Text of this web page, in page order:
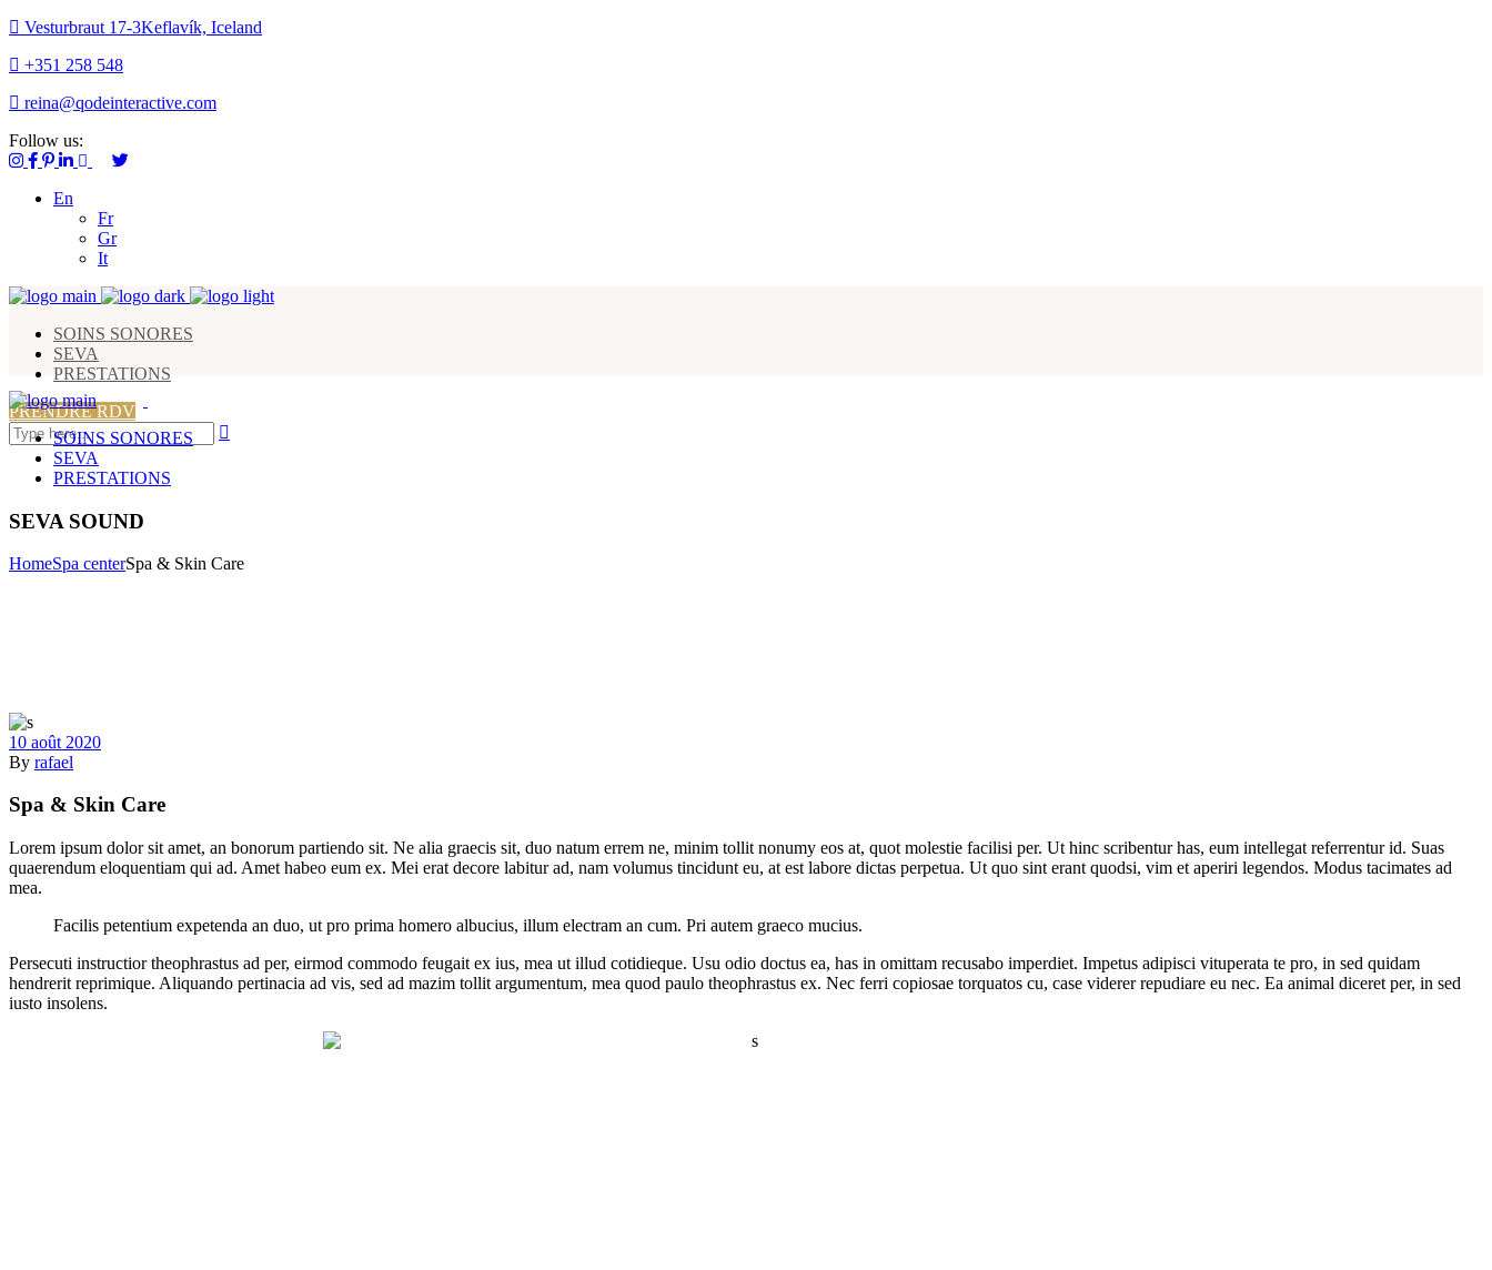
Vesturbraut 17-3Keflavík, Iceland
+351 258 548
reina@qodeinteractive.com
Follow us:
En
Fr
Gr
It
SOINS SONORES
SEVA
PRESTATIONS
PRENDRE RDV
SOINS SONORES
SEVA
PRESTATIONS
SEVA SOUND
HomeSpa centerSpa & Skin Care
10 août 2020
By rafael
Spa & Skin Care
Lorem ipsum dolor sit amet, an bonorum partiendo sit. Ne alia graecis sit, duo natum errem ne, minim tollit nonumy eos at, quot molestie facilisi per. Ut hinc scribentur has, eum intellegat referrentur id. Suas
quaerendum eloquentiam qui ad. Amet habeo eum ex. Mei erat decore labitur ad, nam volumus tincidunt eu, at est labore dictas perpetua. Ut quo sint erant quodsi, vim et aperiri legendos. Modus tacimates ad
mea.
Facilis petentium expetenda an duo, ut pro prima homero albucius, illum electram an cum. Pri autem graeco mucius.
Persecuti instructior theophrastus ad per, eirmod commodo feugait ex ius, mea ut illud cotidieque. Usu odio doctus ea, has in omittam recusabo imperdiet. Impetus adipisci vituperata te pro, in sed quidam
hendrerit reprimique. Aliquando pertinacia ad vis, sed ad mazim tollit argumentum, mea quod paulo theophrastus ex. Nec ferri copiosae torquatos cu, case viderer repudiare eu nec. Ea animal diceret per, in sed
iusto insolens.